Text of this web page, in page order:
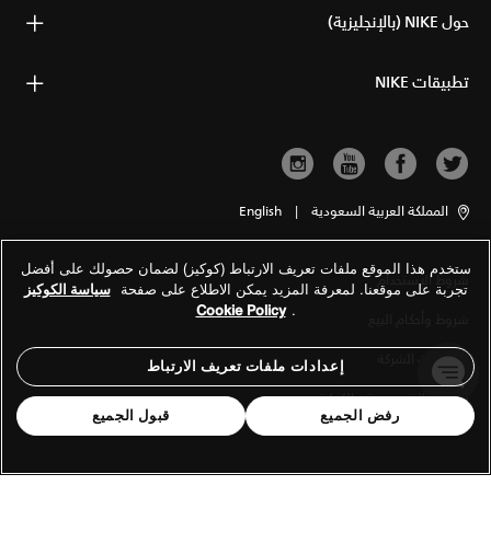
حول NIKE (بالإنجليزية)
تطبيقات NIKE
المملكة العربية السعودية |
English
شروط الاستخدام
معلومات الشركة
سياسة الخصوصية والكوكيز
ستخدم هذا الموقع ملفات تعريف الارتباط (كوكيز) لضمان حصولك على أفضل
تجربة على موقعنا. لمعرفة المزيد يمكن الاطلاع على صفحة سياسة الكوكيز
.
Cookie Policy
إعدادات ملفات تعريف الارتباط
رفض الجميع قبول الجميع